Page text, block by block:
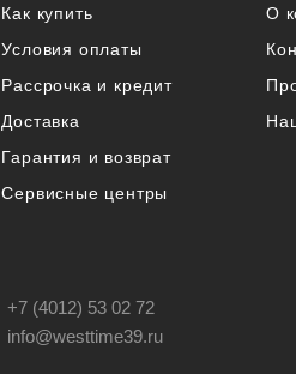
Как купить
Условия оплаты
Рассрочка и кредит
Доставка
Гарантия и возврат
Сервисные центры
О
+7 (4012) 53 02 72
info@westtime39.ru